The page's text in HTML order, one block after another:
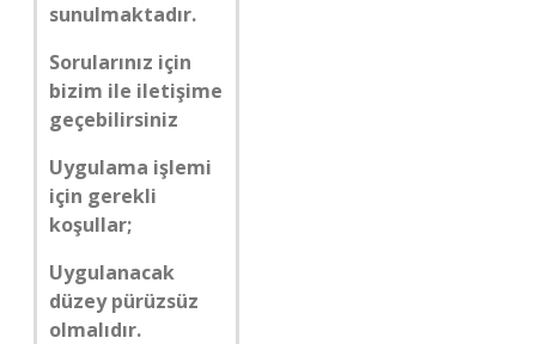
sunulmaktadır.
Sorularınız için
bizim ile iletişime
geçebilirsiniz
Uygulama işlemi
için gerekli
koşullar;
Uygulanacak
düzey pürüzsüz
olmalıdır.